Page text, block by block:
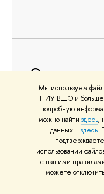
Мы используем
НИУ ВШЭ и
подробную
можно найти здесь,
данных –здесь.
использовании
с нашими
можете
«Опережая
факультета
Торжественное
марта в
В нем приняли
студенты и
руководители